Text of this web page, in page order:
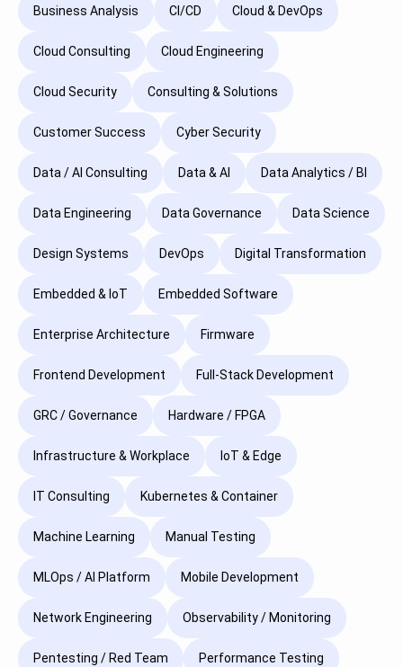
Business Analysis CI/CD Cloud & DevOps
Cloud Consulting Cloud Engineering
Cloud Security Consulting & Solutions
Customer Success Cyber Security
Data / AI Consulting Data & AI Data Analytics / BI
Data Engineering Data Governance Data Science
Design Systems DevOps Digital Transformation
Embedded & IoT Embedded Software
Enterprise Architecture Firmware
Frontend Development Full-Stack Development
GRC / Governance Hardware / FPGA
Infrastructure & Workplace IoT & Edge
IT Consulting Kubernetes & Container
Machine Learning Manual Testing
MLOps / AI Platform Mobile Development
Network Engineering Observability / Monitoring
Pentesting / Red Team Performance Testing